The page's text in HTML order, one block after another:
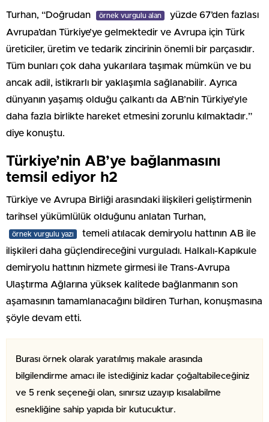
Turhan, “Doğrudan örnek vurgulu alan
yüzde 67’den fazlası
Avrupa’dan Türkiye’ye gelmektedir ve Avrupa için Türk
üreticiler, üretim ve tedarik zincirinin önemli bir parçasıdır.
Tüm bunları çok daha yukarılara taşımak mümkün ve bu
ancak adil, istikrarlı bir yaklaşımla sağlanabilir. Ayrıca
dünyanın yaşamış olduğu çalkantı da AB’nin Türkiye’yle
daha fazla birlikte hareket etmesini zorunlu kılmaktadır.”
diye konuştu.
Türkiye’nin AB’ye bağlanmasını
temsil ediyor h2
Türkiye ve Avrupa Birliği arasındaki ilişkileri geliştirmenin
tarihsel yükümlülük olduğunu anlatan Turhan,
örnek vurgulu yazı
temeli atılacak demiryolu hattının AB ile
ilişkileri daha güçlendireceğini vurguladı. Halkalı-Kapıkule
demiryolu hattının hizmete girmesi ile Trans-Avrupa
Ulaştırma Ağlarına yüksek kalitede bağlanmanın son
aşamasının tamamlanacağını bildiren Turhan, konuşmasına
şöyle devam etti.
Burası örnek olarak yaratılmış makale arasında
bilgilendirme amacı ile istediğiniz kadar çoğaltabileceğiniz
ve 5 renk seçeneği olan, sınırsız uzayıp kısalabilme
esnekliğine sahip yapıda bir kutucuktur.